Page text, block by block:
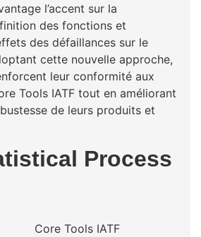
l’accent sur la
des fonctions et
des défaillances sur le
cette nouvelle approche,
leur conformité aux
Tools IATF tout en améliorant
de leurs produits et
Process